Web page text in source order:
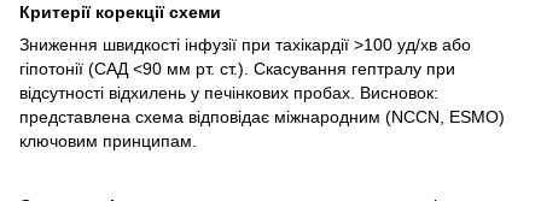
Критерії корекції схеми
Зниження швидкості інфузії при тахікардії >100 уд/хв або
гіпотонії (САД <90 мм рт. ст.). Скасування гептралу при
відсутності відхилень у печінкових пробах. Висновок:
представлена схема відповідає міжнародним (NCCN, ESMO)
ключовим принципам.